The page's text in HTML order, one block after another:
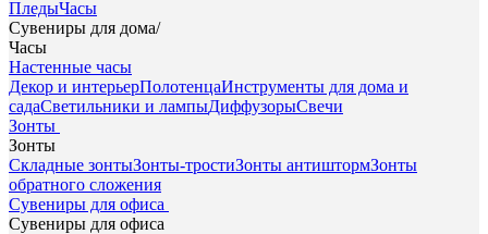
ПледыЧасы
Сувениры для дома/
Часы
Настенные часы
Декор и интерьерПолотенцаИнструменты для дома и
садаСветильники и лампыДиффузорыСвечи
Зонты
Зонты
Складные зонтыЗонты-тростиЗонты антиштормЗонты
обратного сложения
Сувениры для офиса
Сувениры для офиса